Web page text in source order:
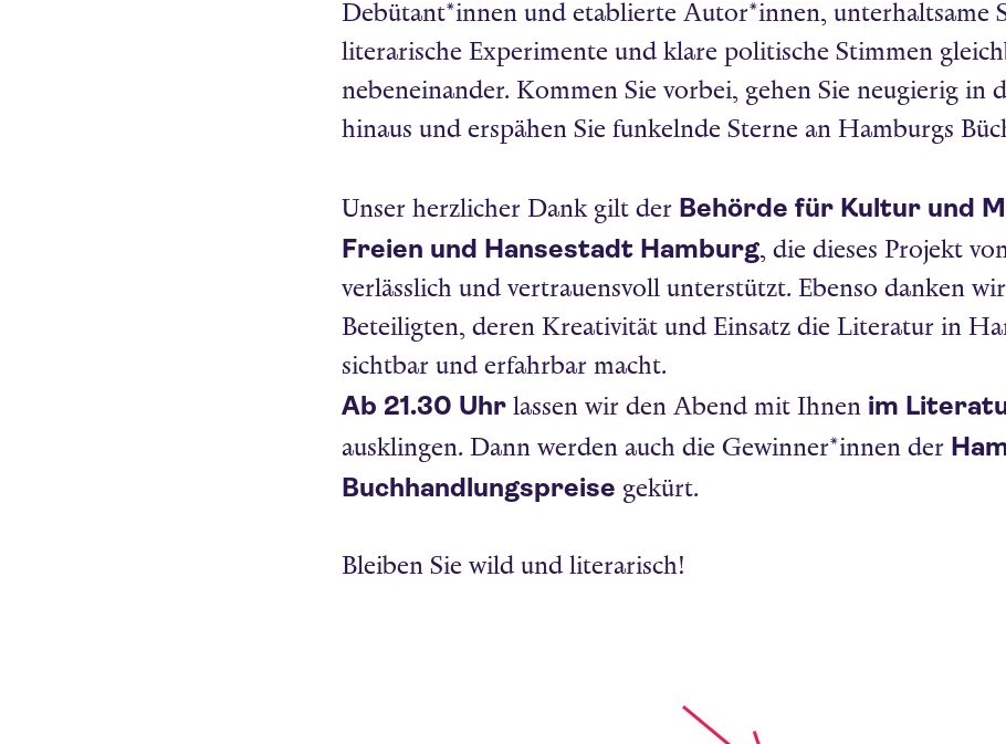
Debütant*innen und etablierte Autor*innen, unterhaltsame
literarische Experimente und klare politische Stimmen
nebeneinander. Kommen Sie vorbei, gehen Sie neugierig in
hinaus und erspähen Sie funkelnde Sterne an Hamburgs
Unser herzlicher Dank gilt der Behörde für Kultur und
Freien und Hansestadt Hamburg, die dieses Projekt
verlässlich und vertrauensvoll unterstützt. Ebenso danken
Beteiligten, deren Kreativität und Einsatz die Literatur in
sichtbar und erfahrbar macht.
Ab 21.30 Uhr lassen wir den Abend mit Ihnen im
ausklingen. Dann werden auch die Gewinner*innen der
Buchhandlungspreise gekürt.
Bleiben Sie wild und literarisch!